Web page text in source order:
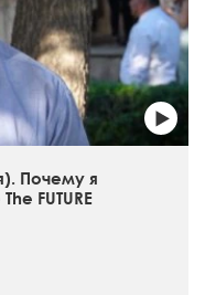
Почему я
FUTURE